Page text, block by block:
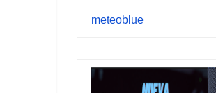
meteoblue